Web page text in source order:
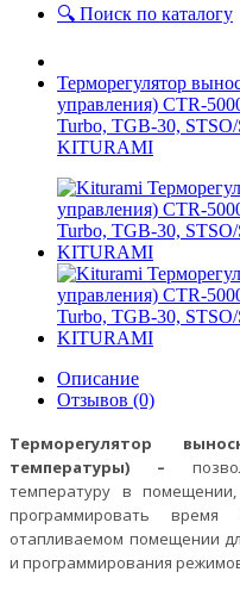
🔍 Поиск по каталогу
Терморегулятор
управления) CTR-
Turbo, TGB-30,
KITURAMI
Описание
Отзывов (0)
Терморегулятор
температуры) –
температуру в
программировать
отапливаемом помещении
и программирования